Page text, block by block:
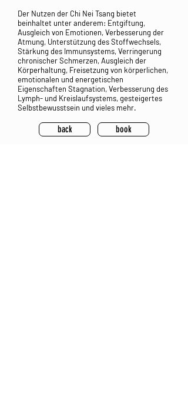
Der Nutzen der Chi Nei Tsang bietet
beinhaltet unter anderem: Entgiftung,
Ausgleich von Emotionen, Verbesserung der
Atmung, Unterstützung des Stoffwechsels,
Stärkung des Immunsystems, Verringerung
chronischer Schmerzen, Ausgleich der
Körperhaltung, Freisetzung von körperlichen,
emotionalen und energetischen
Eigenschaften Stagnation, Verbesserung des
Lymph- und Kreislaufsystems, gesteigertes
Selbstbewusstsein und vieles mehr.
back book